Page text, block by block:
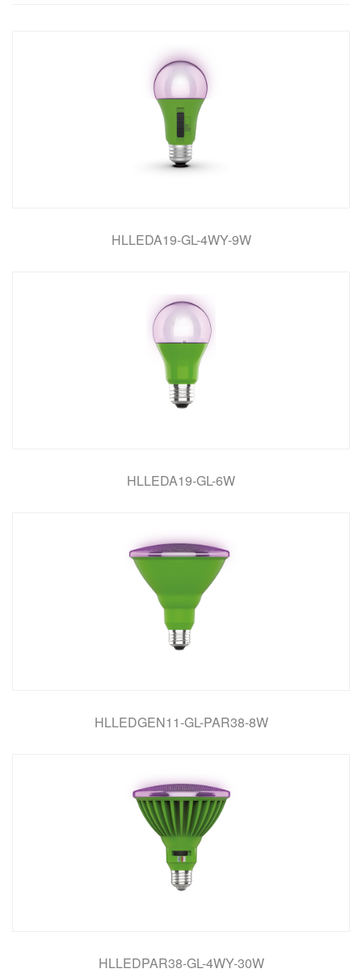
HLLEDA19-GL-4WY-9W
HLLEDA19-GL-6W
HLLEDGEN11-GL-PAR38-8W
HLLEDPAR38-GL-4WY-30W